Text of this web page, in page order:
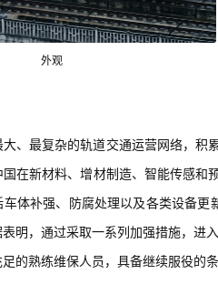
外观
、最复杂的轨道交通运营网络，积
在新材料、增材制造、智能传感和
体补强、防腐处理以及各类设备
明，通过采取一系列加强措施，进
的熟练维保人员，具备继续服役的